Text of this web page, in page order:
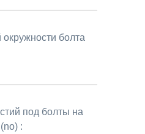
болта
под болты на
: